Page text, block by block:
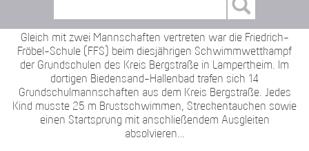
Gleich mit zwei Mannschaften vertreten war die Friedrich-
Fröbel-Schule (FFS) beim diesjährigen Schwimmwettkampf
der Grundschulen des Kreis Bergstraße in Lampertheim. Im
dortigen Biedensand-Hallenbad trafen sich 14
Grundschulmannschaften aus dem Kreis Bergstraße. Jedes
Kind musste 25 m Brustschwimmen, Streckentauchen sowie
einen Startsprung mit anschließendem Ausgleiten
absolvieren…